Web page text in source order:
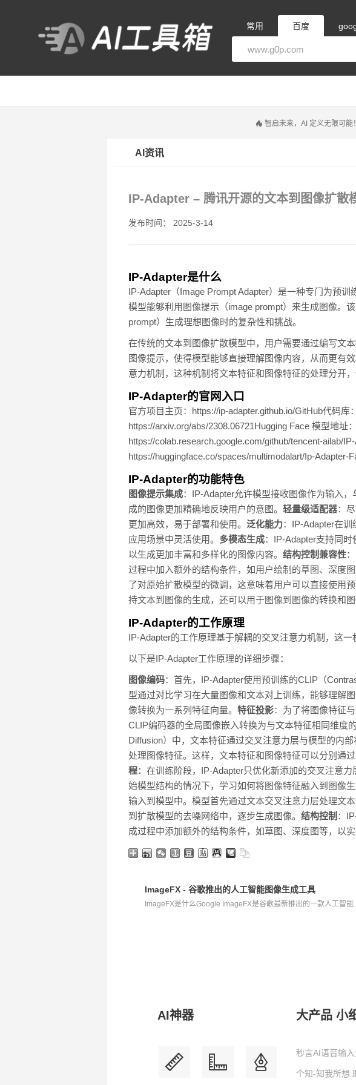
常用 百度
智启未来，AI 定义无限可能！
AI资讯
IP-Adapter – 腾讯开源的文本到图像扩散
发布时间： 2025-3-14
IP-Adapter是什么
IP-Adapter（Image Prompt Adapter）是一种专门为预
模型能够利用图像提示（image prompt）来生成图像。
prompt）生成理想图像时的复杂性和挑战。
在传统的文本到图像扩散模型中，用户需要通过编写文
图像提示，使得模型能够直接理解图像内容，从而更有
意力机制，这种机制将文本特征和图像特征的处理分开
IP-Adapter的官网入口
官方项目主页：https://ip-adapter.github.io/GitHub代码库
https://arxiv.org/abs/2308.06721Hugging Face 模型地址
https://colab.research.google.com/github/tencent-ailab/
https://huggingface.co/spaces/multimodalart/Ip-Adapter-
IP-Adapter的功能特色
图像提示集成：IP-Adapter允许模型接收图像作为输入
成的图像更加精确地反映用户的意图。 轻量级适配器：
更加高效，易于部署和使用。 泛化能力：IP-Adapter在
应用场景中灵活使用。 多模态生成：IP-Adapter支持同
以生成更加丰富和多样化的图像内容。 结构控制兼容性
过程中加入额外的结构条件，如用户绘制的草图、深度
了对原始扩散模型的微调，这意味着用户可以直接使用
持文本到图像的生成，还可以用于图像到图像的转换和
IP-Adapter的工作原理
IP-Adapter的工作原理基于解耦的交叉注意力机制，这
以下是IP-Adapter工作原理的详细步骤：
图像编码：首先，IP-Adapter使用预训练的CLIP（
型通过对比学习在大量图像和文本对上训练，能够理解
像转换为一系列特征向量。 特征投影：为了将图像特征
CLIP编码器的全局图像嵌入转换为与文本特征相同维度的
Diffusion）中，文本特征通过交叉注意力层与模型的内
处理图像特征。这样，文本特征和图像特征可以分别通
程：在训练阶段，IP-Adapter只优化新添加的交叉注意
始模型结构的情况下，学习如何将图像特征融入到图像生
输入到模型中。模型首先通过文本交叉注意力层处理文
到扩散模型的去噪网络中，逐步生成图像。 结构控制 ：
成过程中添加额外的结构条件，如草图、深度图等，以实
ImageFX - 谷歌推出的人工智能图像生成工具
ImageFX是什么Google ImageFX是谷歌最新推出的一款人工智能
AI神器 大产品 小
秒言AI语音输入
个知-知我所想